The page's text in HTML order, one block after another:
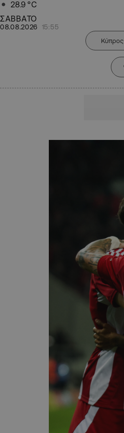
28.9 °C
ΣΑΒΒΑΤΟ
08.08.2026 15:55
Κύπρος